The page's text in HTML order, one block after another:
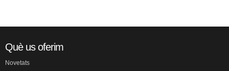
Què us oferim
Novetats